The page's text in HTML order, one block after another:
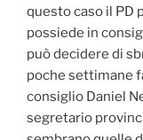
questo caso il PD
possiede in
può decidere di
poche settimane
consiglio Daniel
segretario